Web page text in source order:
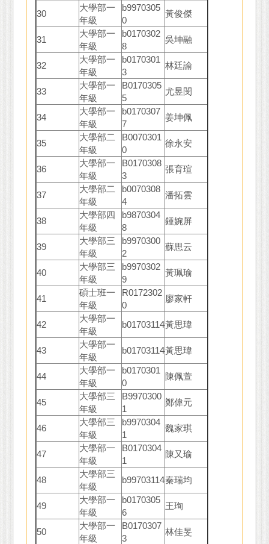
30
大學部一
年級
b9970305
0
黃俊傑
31
大學部一
年級
b0170302
8
吳坤融
32
大學部一
年級
b0170301
3
林廷諭
33
大學部一
年級
B0170305
5
尤昱閔
34
大學部一
年級
b0170307
7
姜坤佩
35
大學部二
年級
B0070301
0
徐永安
36
大學部一
年級
B0170308
3
張育瑄
37
大學部二
年級
b0070308
4
潘拓雲
38
大學部四
年級
b9870304
8
鍾婉屏
39
大學部三
年級
b9970300
2
蘇思云
40
大學部三
年級
b9970302
9
黃珮瑜
41
碩士班一
年級
R0172302
0
廖家軒
42
大學部一
年級
b01703114黃思瑋
43
大學部一
年級
b01703114黃思瑋
44
大學部一
年級
b0170301
0
陳佩萱
45
大學部三
年級
B9970300
1
鄭偉元
46
大學部三
年級
b9970304
1
魏家琪
47
大學部一
年級
B0170304
1
陳又瑜
48
大學部三
年級
b99703114秦瑞均
49
大學部一
年級
b0170305
6
王珣
50
大學部一
年級
B0170307
3
林佳旻